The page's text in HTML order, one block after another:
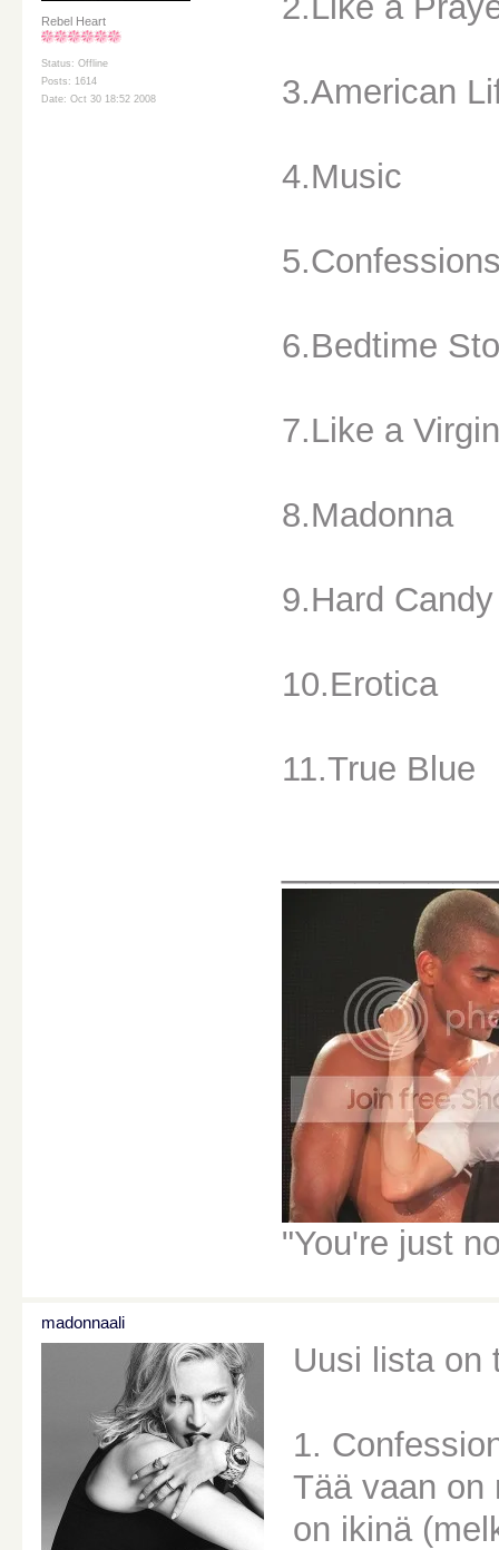
Rebel Heart
Status: Offline
Posts: 1614
Date: Oct 30 18:52 2008
3.American
4.Music
6.Bedtime
7.Like a Virgin
8.Madonna
9.Hard Candy
10.Erotica
11.True Blue
"You're just
madonnaali
Uusi lista on
1.
Tää vaan on
on ikinä